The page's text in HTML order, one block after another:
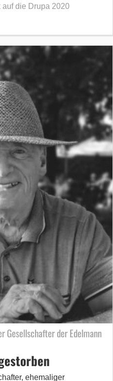
auf die Drupa 2020
Gesellschafter der Edelmann
ehemaliger